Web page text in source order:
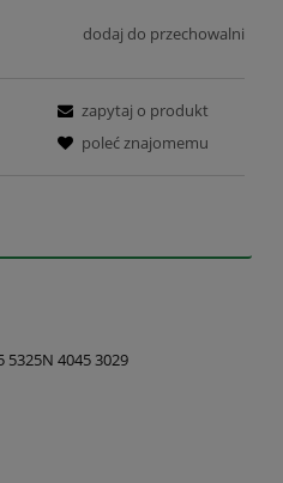
dodaj do przechowalni
zapytaj o produkt
poleć znajomemu
5325N 4045 3029